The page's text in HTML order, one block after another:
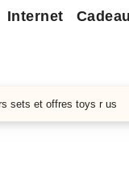
Internet
sets et offres toys r us